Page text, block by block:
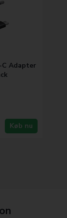
C Adapter
Køb nu